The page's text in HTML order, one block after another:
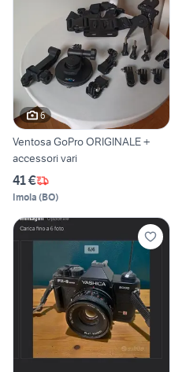
6
Ventosa GoPro ORIGINALE +
accessori vari
41 €
Imola (BO)